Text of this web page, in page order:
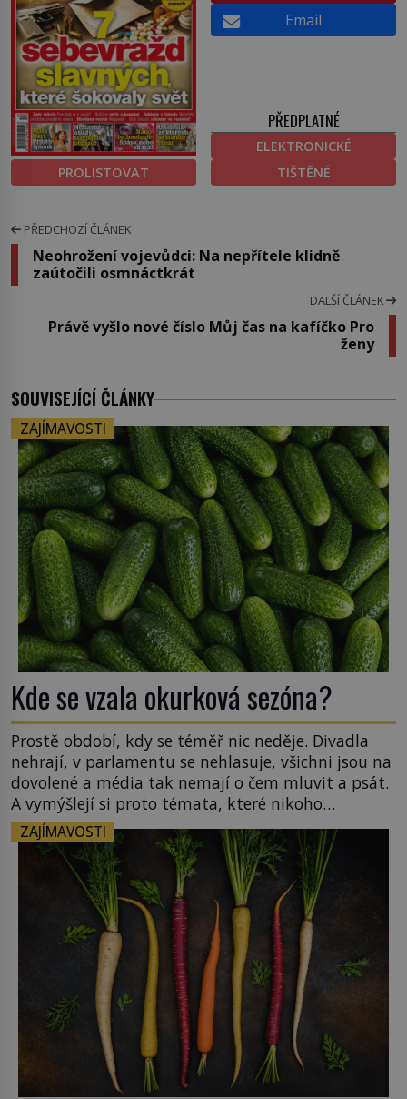
PROLISTOVAT
Email
PŘEDPLATNÉ
ELEKTRONICKÉ
TIŠTĚNÉ
PŘEDCHOZÍ ČLÁNEK
Neohrožení vojevůdci: Na nepřítele klidně
zaútočili osmnáctkrát
DALŠÍ ČLÁNEK
Právě vyšlo nové číslo Můj čas na kafíčko Pro
ženy
SOUVISEJÍCÍ ČLÁNKY
ZAJÍMAVOSTI
Kde se vzala okurková sezóna?
Prostě období, kdy se téměř nic neděje. Divadla
nehrají, v parlamentu se nehlasuje, všichni jsou na
dovolené a média tak nemají o čem mluvit a psát.
A vymýšlejí si proto témata, které nikoho
nezajímají. Proč je však ona letní doba spojovaná
zrovna s okurkami? Okurkovou sezónu známe už
od poloviny 19. století, ovšem jako Češi […]
ZAJÍMAVOSTI